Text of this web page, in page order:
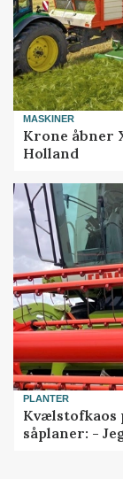
MASKINER
Krone åbner
Holland
PLANTER
Kvælstofkaos
såplaner: -